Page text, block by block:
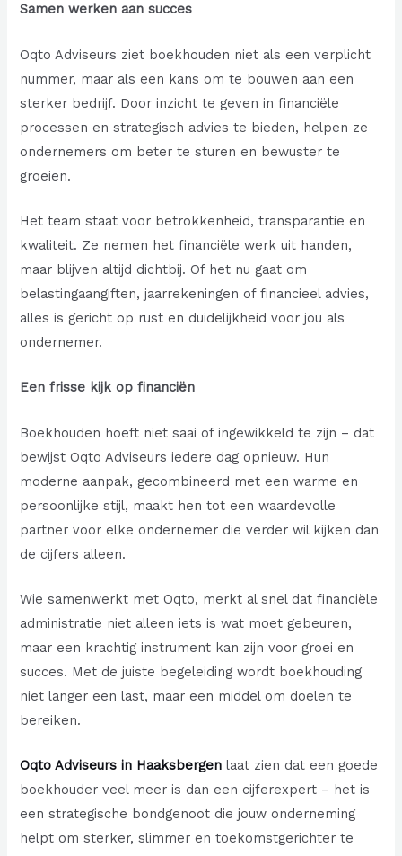
Samen werken aan succes
Oqto Adviseurs ziet boekhouden niet als een verplicht
nummer, maar als een kans om te bouwen aan een
sterker bedrijf. Door inzicht te geven in financiële
processen en strategisch advies te bieden, helpen ze
ondernemers om beter te sturen en bewuster te
groeien.
Het team staat voor betrokkenheid, transparantie en
kwaliteit. Ze nemen het financiële werk uit handen,
maar blijven altijd dichtbij. Of het nu gaat om
belastingaangiften, jaarrekeningen of financieel advies,
alles is gericht op rust en duidelijkheid voor jou als
ondernemer.
Een frisse kijk op financiën
Boekhouden hoeft niet saai of ingewikkeld te zijn – dat
bewijst Oqto Adviseurs iedere dag opnieuw. Hun
moderne aanpak, gecombineerd met een warme en
persoonlijke stijl, maakt hen tot een waardevolle
partner voor elke ondernemer die verder wil kijken dan
de cijfers alleen.
Wie samenwerkt met Oqto, merkt al snel dat financiële
administratie niet alleen iets is wat moet gebeuren,
maar een krachtig instrument kan zijn voor groei en
succes. Met de juiste begeleiding wordt boekhouding
niet langer een last, maar een middel om doelen te
bereiken.
Oqto Adviseurs in Haaksbergen laat zien dat een goede
boekhouder veel meer is dan een cijferexpert – het is
een strategische bondgenoot die jouw onderneming
helpt om sterker, slimmer en toekomstgerichter te